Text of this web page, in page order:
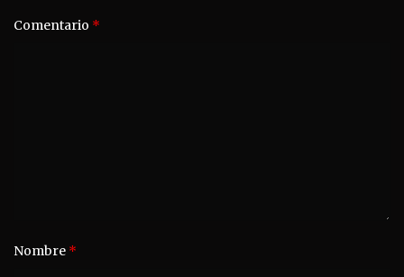
Comentario *
Nombre *